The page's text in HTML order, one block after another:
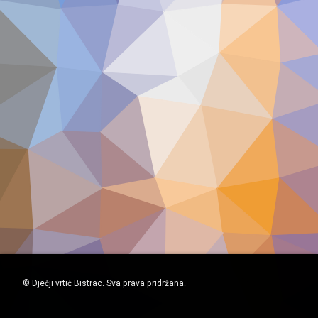
© Dječji vrtić Bistrac. Sva prava pridržana.